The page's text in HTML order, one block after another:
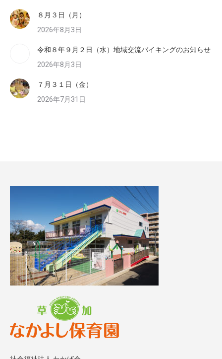
８月３日（月）
2026年8月3日
令和８年９月２日（水）地域交流バイキングのお知らせ
2026年8月3日
７月３１日（金）
2026年7月31日